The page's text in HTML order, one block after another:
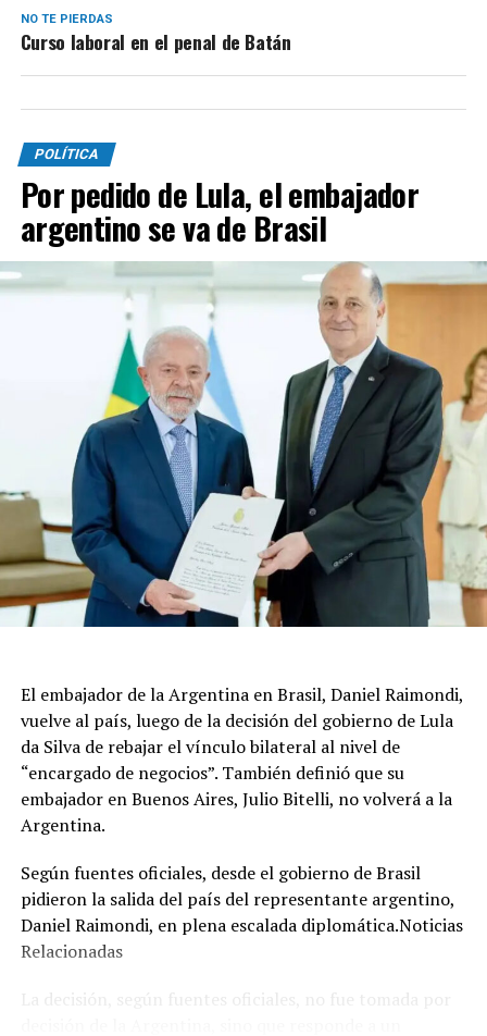
NO TE PIERDAS
Curso laboral en el penal de Batán
POLÍTICA
Por pedido de Lula, el embajador
argentino se va de Brasil
El embajador de la Argentina en Brasil, Daniel Raimondi,
vuelve al país, luego de la decisión del gobierno de Lula
da Silva de rebajar el vínculo bilateral al nivel de
“encargado de negocios”. También definió que su
embajador en Buenos Aires, Julio Bitelli, no volverá a la
Argentina.
Según fuentes oficiales, desde el gobierno de Brasil
pidieron la salida del país del representante argentino,
Daniel Raimondi, en plena escalada diplomática.Noticias
Relacionadas